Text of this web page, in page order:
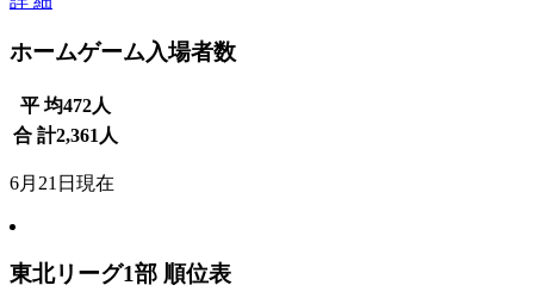
ホームゲーム入場者数
平 均472人
合 計2,361 人
6月21日現在
東北リーグ1部 順位表